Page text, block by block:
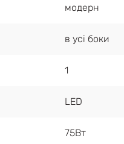
модерн
в усі боки
1
LED
75Вт